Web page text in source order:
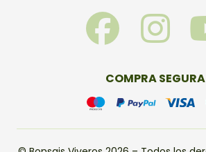
F
a
c
e
I
n
s
t
COMPRA SEGURA